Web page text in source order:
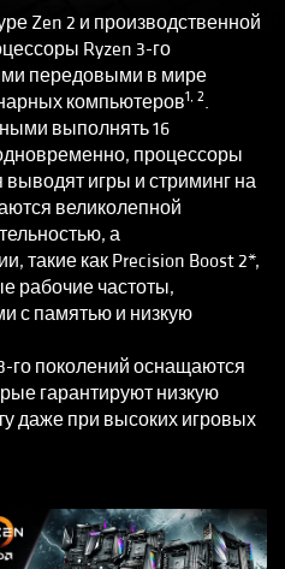
Zen 2 и производственной
Ryzen 3-го
передовыми в мире
компьютеров1, 2.
выполнять 16
процессоры
выводят игры и стриминг на
великолепной
а
такие как Precision Boost 2*,
рабочие частоты,
с памятью и низкую
го поколений оснащаются
гарантируют низкую
даже при высоких игровых